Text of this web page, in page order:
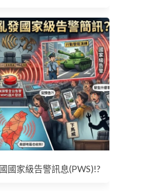
國家級告警訊息(PWS)!?